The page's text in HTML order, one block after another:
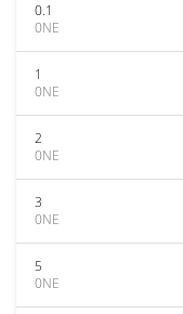
0.1
0NE
1
0NE
2
0NE
3
0NE
5
0NE